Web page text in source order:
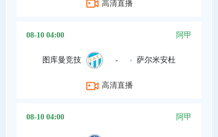
高清直播
08-10 04:00 阿甲
图库曼竞技 - 萨尔米安杜
高清直播
08-10 04:00 阿甲